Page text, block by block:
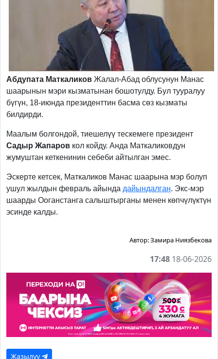
Абдупата Маткаликов Жалал-Абад облусунун Манас
шаарынын мэри кызматынан бошотулду. Бул тууралуу
бүгүн, 18-июнда президенттин басма сөз кызматы
билдирди.
Маалым болгондой, тиешелүү тескемеге президент
Садыр Жапаров кол койду. Анда Маткаликовдун
жумуштан кеткенинин себеби айтылган эмес.
Эскерте кетсек, Маткаликов Манас шаарына мэр болуп
ушул жылдын февраль айында дайындалган. Экс-мэр
шаарды Ооганстанга салыштырганы менен көпчүлүктүн
эсинде калды.
Автор:Замира Ниязбекова
17:48 18-06-2026
Жазылуу